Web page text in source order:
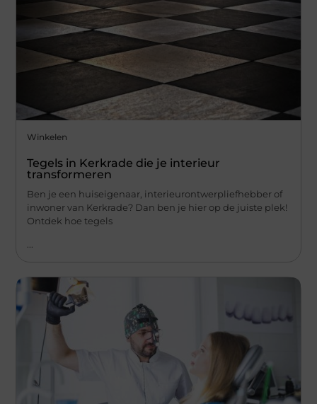
Winkelen
Tegels in Kerkrade die je interieur
transformeren
Ben je een huiseigenaar, interieurontwerpliefhebber of
inwoner van Kerkrade? Dan ben je hier op de juiste plek!
Ontdek hoe tegels